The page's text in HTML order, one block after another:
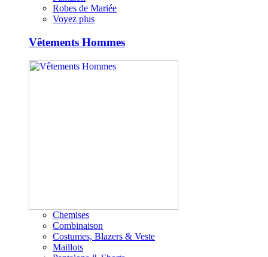
Robes de Mariée
Voyez plus
Vêtements Hommes
Chemises
Combinaison
Costumes, Blazers & Veste
Maillots